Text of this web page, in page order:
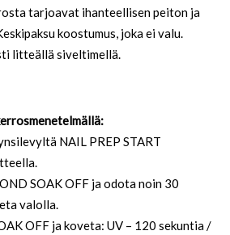
tarjoavat ihanteellisen peiton ja
koostumus, joka ei valu.
litteällä siveltimellä.
NAIL PREP START
SOAK OFF ja odota noin 30
valolla.
OFF ja koveta: UV – 120 sekuntia /